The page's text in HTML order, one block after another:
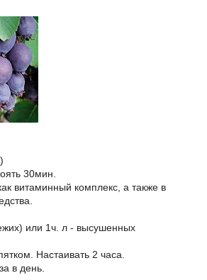
30мин.
витаминный комплекс, а также в
или 1ч. л - высушенных
Настаивать 2 часа.
в день.